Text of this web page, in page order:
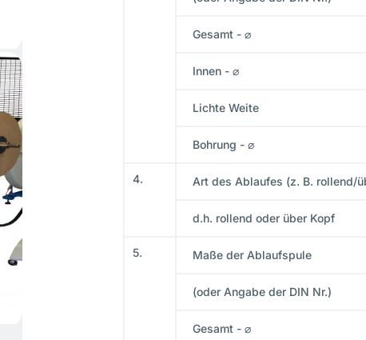
Gesamt - ⌀
Innen - ⌀
Lichte Weite
Bohrung - ⌀
4. Art des Ablaufes (z. B. rollend/
d.h. rollend oder über Kopf
5. Maße der Ablaufspule
(oder Angabe der DIN Nr.)
Gesamt - ⌀